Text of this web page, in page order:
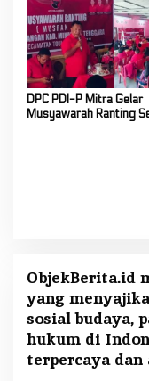
DPC PDI-P Mitra Gelar
Musyawarah Ranting
ObjekBerita.id
yang
sosial budaya,
hukum di
terpercaya dan